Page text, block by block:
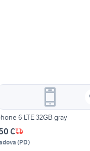
6 LTE 32GB gray
€
(PD)